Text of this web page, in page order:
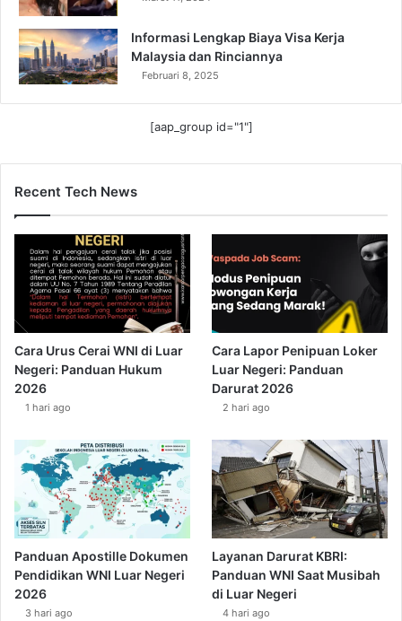
Informasi Lengkap Biaya Visa Kerja
Malaysia dan Rinciannya
Februari 8, 2025
[aap_group id="1"]
Recent Tech News
Cara Urus Cerai WNI di Luar
Negeri: Panduan Hukum
2026
1 hari ago
Cara Lapor Penipuan Loker
Luar Negeri: Panduan
Darurat 2026
2 hari ago
Panduan Apostille Dokumen
Pendidikan WNI Luar Negeri
2026
3 hari ago
Layanan Darurat KBRI:
Panduan WNI Saat Musibah
di Luar Negeri
4 hari ago